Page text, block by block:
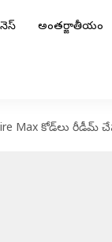
అంతర్జాతీయం
Max కోడ్‌లు రీడీమ్